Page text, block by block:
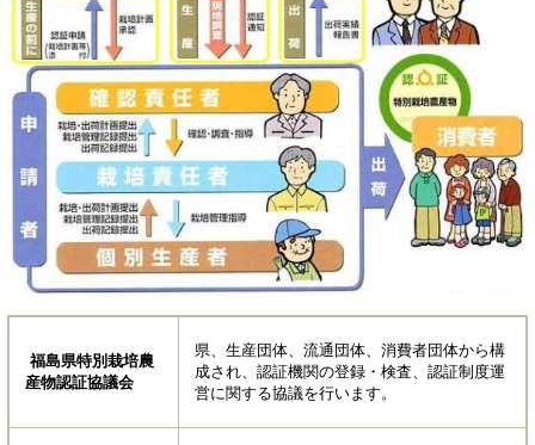
福島県特別栽培農
産物認証協議会
県、生産団体、流通団体、消費者団体から構
成され、認証機関の登録・検査、認証制度運
営に関する協議を行います。